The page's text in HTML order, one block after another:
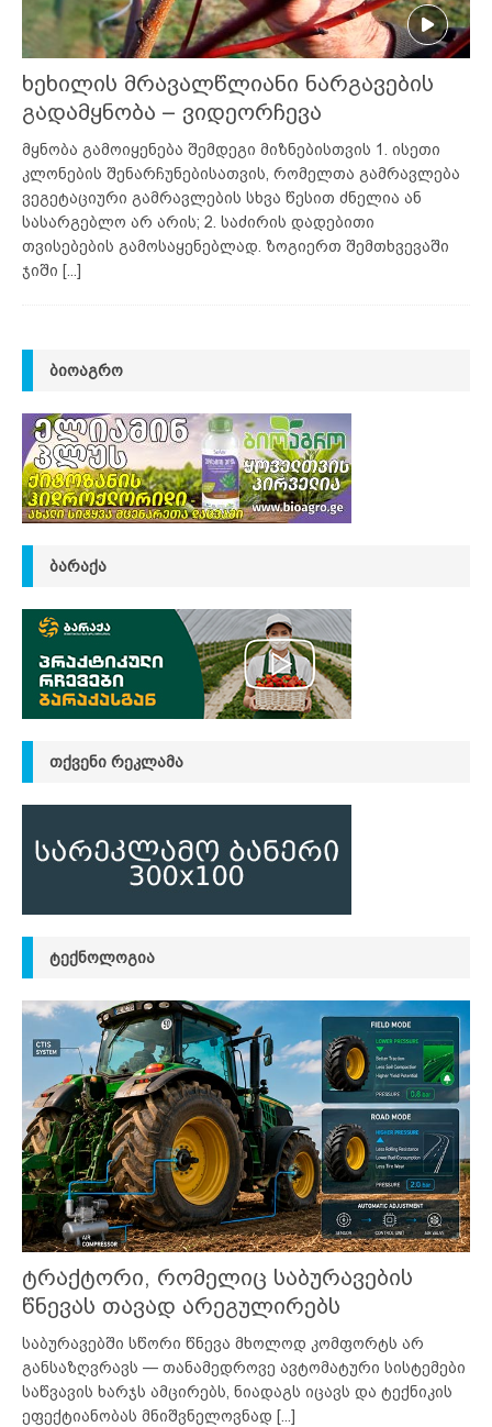
ხეხილის მრავალწლიანი ნარგავების
გადამყნობა – ვიდეორჩევა
მყნობა გამოიყენება შემდეგი მიზნებისთვის 1. ისეთი
კლონების შენარჩუნებისათვის, რომელთა გამრავლება
ვეგეტაციური გამრავლების სხვა წესით ძნელია ან
სასარგებლო არ არის; 2. საძირის დადებითი
თვისებების გამოსაყენებლად. ზოგიერთ შემთხვევაში
ჯიში [...]
ᲑᲘᲝᲐᲒᲠᲝ
ᲑᲐᲠᲐᲥᲐ
ᲗᲥᲕᲔᲜᲘ ᲠᲔᲙᲚᲐᲛᲐ
ᲢᲔᲥᲜᲝᲚᲝᲒᲘᲐ
ტრაქტორი, რომელიც საბურავების
წნევას თავად არეგულირებს
საბურავებში სწორი წნევა მხოლოდ კომფორტს არ
განსაზღვრავს — თანამედროვე ავტომატური სისტემები
საწვავის ხარჯს ამცირებს, ნიადაგს იცავს და ტექნიკის
ეფექტიანობას მნიშვნელოვნად [...]